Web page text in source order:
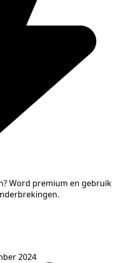
Word premium en gebruik
2024